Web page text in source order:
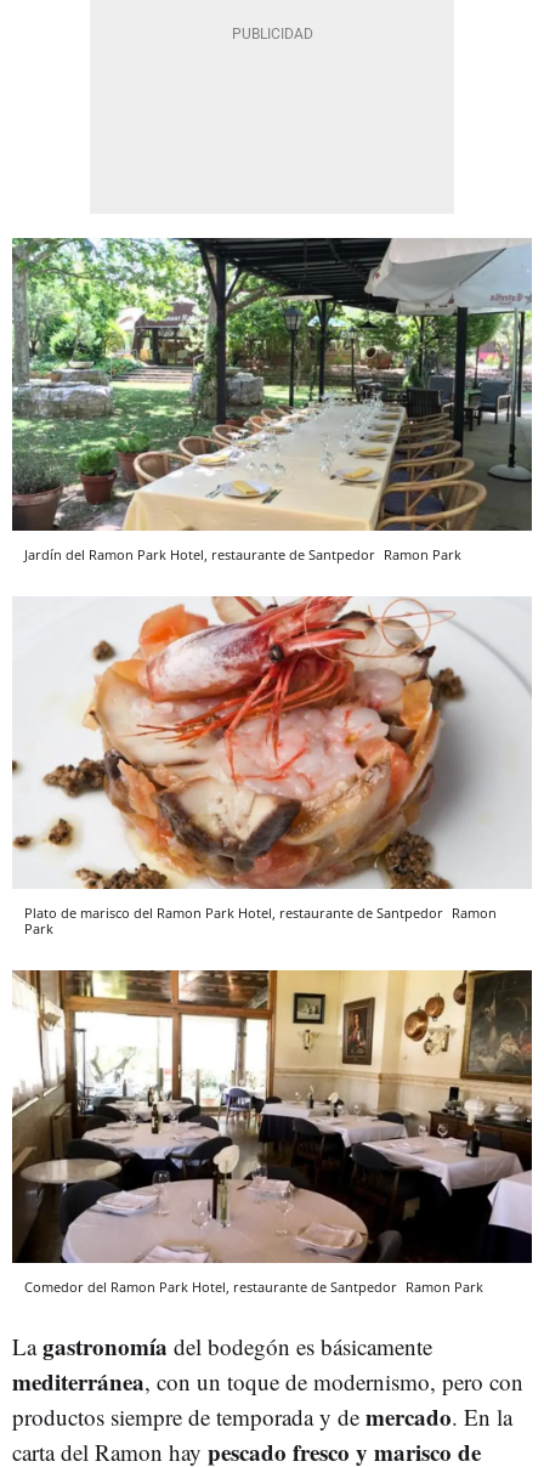
Jardín del Ramon Park Hotel, restaurante de Santpedor Ramon Park
Plato de marisco del Ramon Park Hotel, restaurante de Santpedor Ramon
Park
Comedor del Ramon Park Hotel, restaurante de Santpedor Ramon Park
Lagastronomía del bodegón es básicamente
mediterránea, con un toque de modernismo, pero con
productos siempre de temporada y de mercado. En la
carta del Ramon hay pescado fresco y marisco de